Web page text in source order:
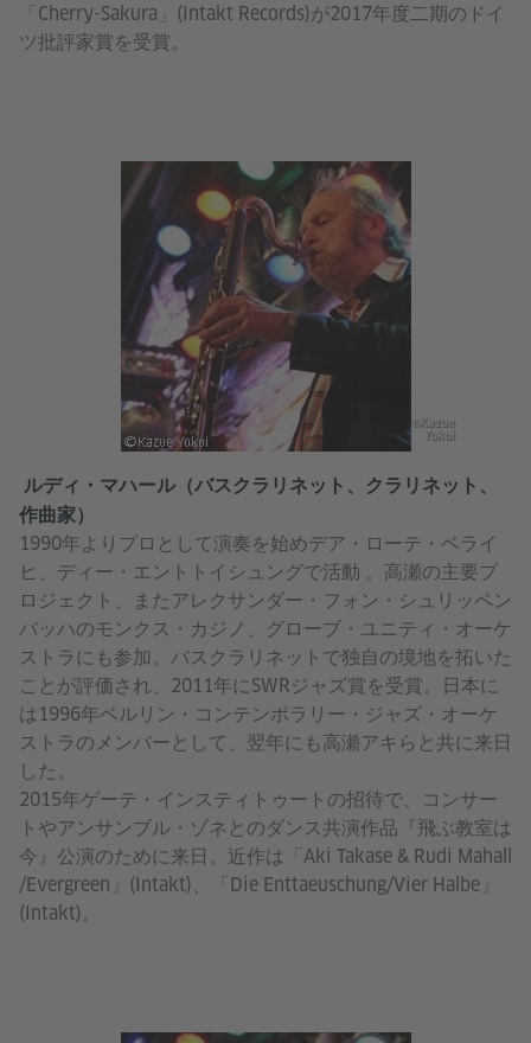
「Cherry-Sakura」(Intakt Records)が2017年度二期のドイ
ツ批評家賞を受賞。
©Kazue
Yokoi
ルディ・マハール（バスクラリネット、クラリネット、
作曲家）
1990年よりプロとして演奏を始めデア・ローテ・ベライ
ヒ、ディー・エントトイシュングで活動 。高瀬の主要プ
ロジェクト、またアレクサンダー・フォン・シュリッペン
バッハのモンクス・カジノ、グローブ・ユニティ・オーケ
ストラにも参加。バスクラリネットで独自の境地を拓いた
ことが評価され、2011年にSWRジャズ賞を受賞。日本に
は1996年ベルリン・コンテンポラリー・ジャズ・オーケ
ストラのメンバーとして、翌年にも高瀬アキらと共に来日
した。
2015年ゲーテ・インスティトゥートの招待で、コンサー
トやアンサンブル・ゾネとのダンス共演作品『飛ぶ教室は
今』公演のために来日。近作は「Aki Takase & Rudi Mahall
/Evergreen」(Intakt)、「Die Enttaeuschung/Vier Halbe」
(Intakt)。